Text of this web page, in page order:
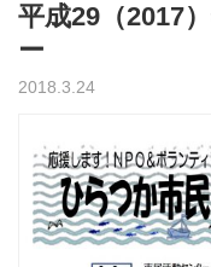
平成29（2017
ー
2018.3.24